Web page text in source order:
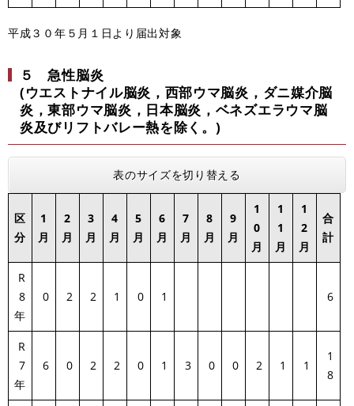
平成３０年５月１日より届出対象
５ 急性脳炎
(ウエストナイル脳炎，西部ウマ脳炎，ダニ媒介脳
炎，東部ウマ脳炎，日本脳炎，ベネズエラウマ脳
炎及びリフトバレー熱を除く。)
表のサイズを切り替える
区
分
1
月
2
月
3
月
4
月
5
月
6
月
7
月
8
月
9
月
1
0
月
1
1
月
1
2
月
合
計
R
8
年
0 2 2 1 0 1 6
R
7
年
6 0 2 2 0 1 3 0 0 2 1 1
1
8